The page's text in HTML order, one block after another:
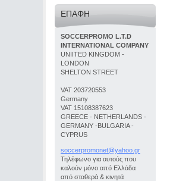
ΕΠΑΦΉ
SOCCERPROMO L.T.D
INTERNATIONAL COMPANY
UNIITED KINGDOM -
LONDON
SHELTON STREET
VAT 203720553
Germany
VAT 15108387623
GREECE - NETHERLANDS -
GERMANY -BULGARIA -
CYPRUS
soccerpromonet@yahoo.gr
Τηλέφωνο για αυτούς που
καλούν μόνο από Ελλάδα
από σταθερά & κινητά